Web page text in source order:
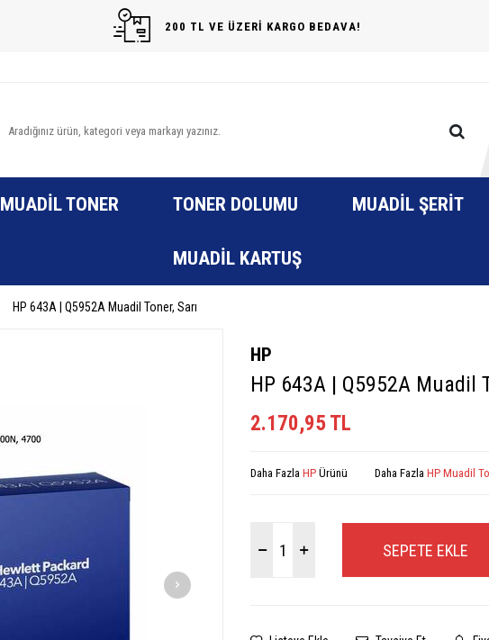
200 TL VE ÜZERİ KARGO BEDAVA!
MUADIL TONER TONER DOLUMU MUADIL ŞERIT
MUADIL KARTUŞ
HP 643A | Q5952A Muadil Toner, Sarı
HP
HP 643A | Q5952A Muadil
2.170,95 TL
Daha Fazla HP Ürünü Daha Fazla HP Muadil
SEPETE EKLE